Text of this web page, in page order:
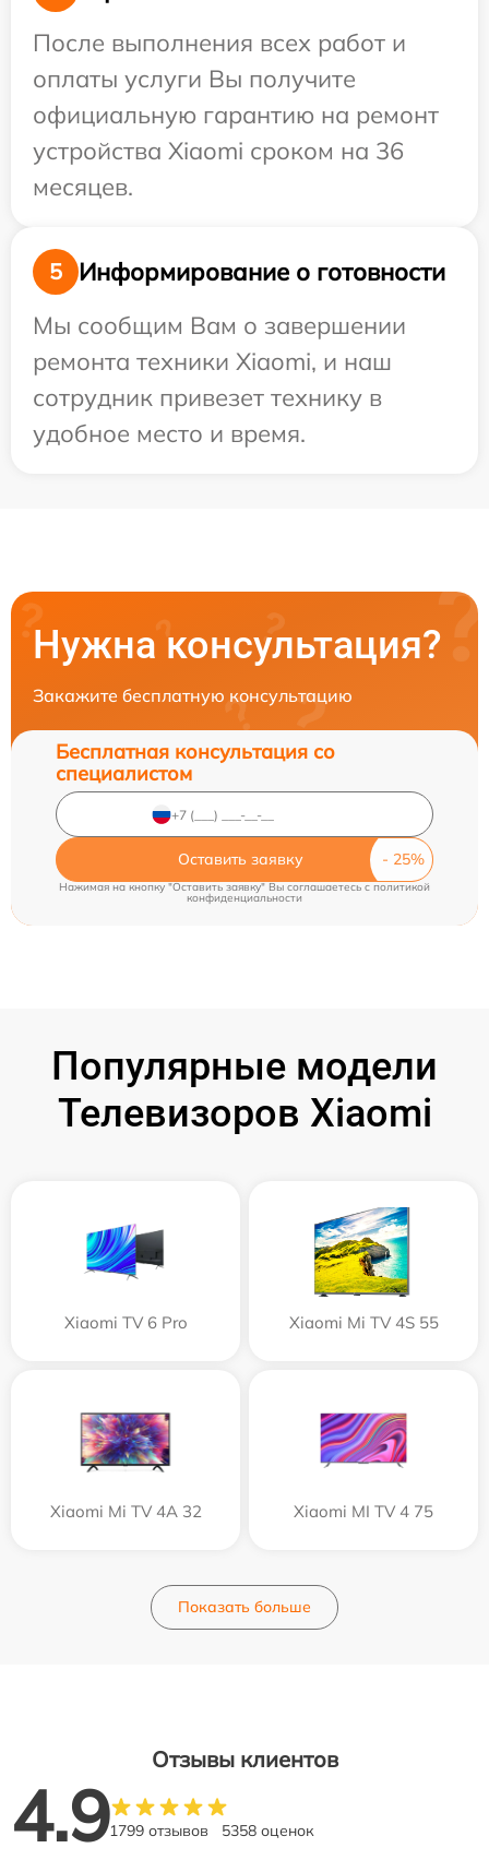
После выполнения всех работ и
оплаты услуги Вы получите
официальную гарантию на ремонт
устройства Xiaomi сроком на 36
месяцев.
5
Информирование о готовности
Мы сообщим Вам о завершении
ремонта техники Xiaomi, и наш
сотрудник привезет технику в
удобное место и время.
Нужна консультация?
Закажите бесплатную консультацию
Бесплатная консультация со
специалистом
Оставить заявку
Нажимая на кнопку "Оставить заявку" Вы соглашаетесь cполитикой
конфиденциальности
Популярные модели
Телевизоров Xiaomi
Xiaomi TV 6 Pro Xiaomi Mi TV 4S 55
Xiaomi Mi TV 4A 32 Xiaomi MI TV 4 75
Показать больше
Отзывы клиентов
4.91799 отзывов 5358 оценок